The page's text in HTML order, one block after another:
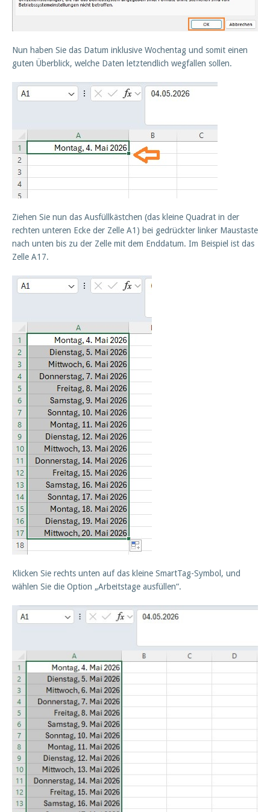
Nun haben Sie das Datum inklusive Wochentag und somit einen
guten Überblick, welche Daten letztendlich wegfallen sollen.
Ziehen Sie nun das Ausfüllkästchen (das kleine Quadrat in der
rechten unteren Ecke der Zelle A1) bei gedrückter linker Maustaste
nach unten bis zu der Zelle mit dem Enddatum. Im Beispiel ist das
Zelle A17.
Klicken Sie rechts unten auf das kleine SmartTag-Symbol, und
wählen Sie die Option „Arbeitstage ausfüllen“.